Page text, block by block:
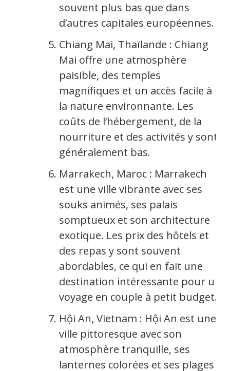
souvent plus bas que dans
d’autres capitales européennes.
Chiang Mai, Thaïlande : Chiang
Mai offre une atmosphère
paisible, des temples
magnifiques et un accès facile à
la nature environnante. Les
coûts de l’hébergement, de la
nourriture et des activités y sont
généralement bas.
Marrakech, Maroc : Marrakech
est une ville vibrante avec ses
souks animés, ses palais
somptueux et son architecture
exotique. Les prix des hôtels et
des repas y sont souvent
abordables, ce qui en fait une
destination intéressante pour un
voyage en couple à petit budget.
Hội An, Vietnam : Hội An est une
ville pittoresque avec son
atmosphère tranquille, ses
lanternes colorées et ses plages